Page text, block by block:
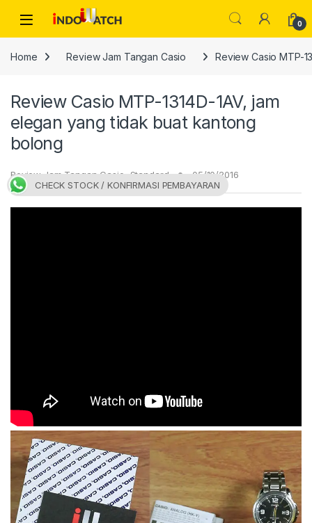
Open 0
Home Review Jam Tangan Casio Review Casio MTP-
Review Casio MTP-1314D-1AV, jam
elegan yang tidak buat kantong
bolong
Review Jam Tangan Casio,Standard 05/10/2016
CHECK STOCK / KONFIRMASI PEMBAYARAN